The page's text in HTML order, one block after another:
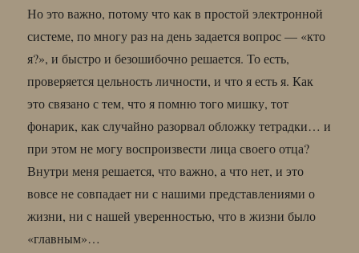
Но это важно, потому что как в простой электронной
системе, по многу раз на день задается вопрос — «кто
я?», и быстро и безошибочно решается. То есть,
проверяется цельность личности, и что я есть я. Как
это связано с тем, что я помню того мишку, тот
фонарик, как случайно разорвал обложку тетрадки… и
при этом не могу воспроизвести лица своего отца?
Внутри меня решается, что важно, а что нет, и это
вовсе не совпадает ни с нашими представлениями о
жизни, ни с нашей уверенностью, что в жизни было
«главным»…